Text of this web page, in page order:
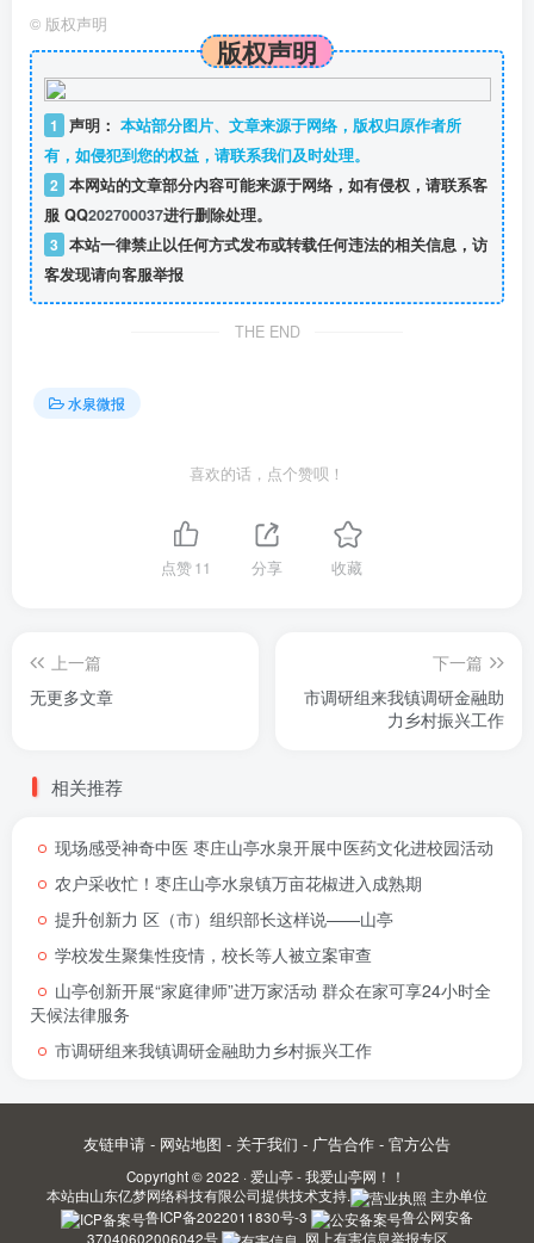
© 版权声明
版权声明
1 声明： 本站部分图片、文章来源于网络，版权归原作者所
有，如侵犯到您的权益，请联系我们及时处理。
2 本网站的文章部分内容可能来源于网络，如有侵权，请联系客
服 QQ202700037进行删除处理。
3 本站一律禁止以任何方式发布或转载任何违法的相关信息，访
客发现请向客服举报
THE END
水泉微报
喜欢的话，点个赞呗！
点赞11 分享 收藏
上一篇
无更多文章
下一篇
市调研组来我镇调研金融助
力乡村振兴工作
相关推荐
现场感受神奇中医 枣庄山亭水泉开展中医药文化进校园活动
农户采收忙！枣庄山亭水泉镇万亩花椒进入成熟期
提升创新力 区（市）组织部长这样说——山亭
学校发生聚集性疫情，校长等人被立案审查
山亭创新开展“家庭律师”进万家活动 群众在家可享24小时全
天候法律服务
市调研组来我镇调研金融助力乡村振兴工作
友链申请 - 网站地图 - 关于我们 - 广告合作 - 官方公告
Copyright © 2022 · 爱山亭 - 我爱山亭网！！
本站由山东亿梦网络科技有限公司提供技术支持.
主办单位
鲁ICP备2022011830号-3
鲁公网安备
37040602006042号
网上有害信息举报专区